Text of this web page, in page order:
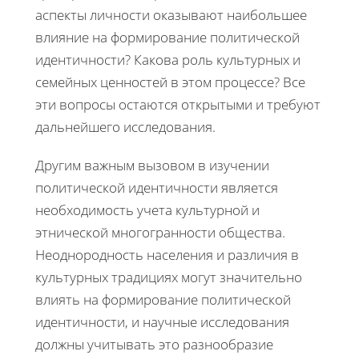
аспекты личности оказывают наибольшее
влияние на формирование политической
идентичности? Какова роль культурных и
семейных ценностей в этом процессе? Все
эти вопросы остаются открытыми и требуют
дальнейшего исследования.
Другим важным вызовом в изучении
политической идентичности является
необходимость учета культурной и
этнической многогранности общества.
Неоднородность населения и различия в
культурных традициях могут значительно
влиять на формирование политической
идентичности, и научные исследования
должны учитывать это разнообразие